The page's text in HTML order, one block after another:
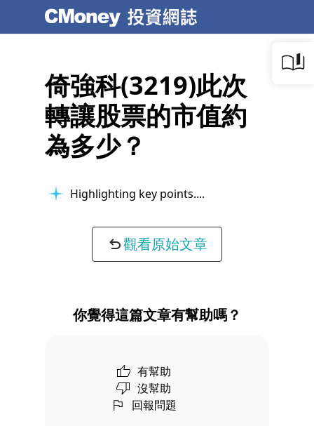
倚強科(3219)此次
轉讓股票的市值約
為多少？
Highlighting key points...
觀看原始文章
你覺得這篇文章有幫助嗎？
有幫助
沒幫助
回報問題